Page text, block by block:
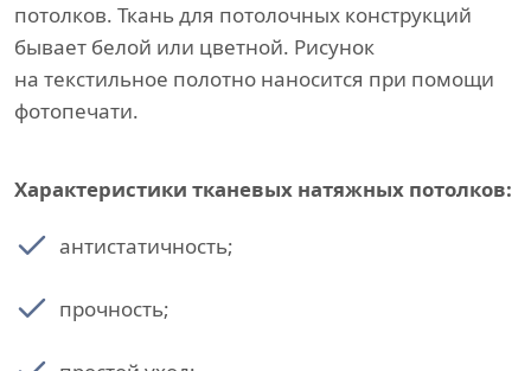
потолков. Ткань для потолочных конструкций
бывает белой или цветной. Рисунок
на текстильное полотно наносится при помощи
фотопечати.
Характеристики тканевых натяжных потолков:
антистатичность;
прочность;